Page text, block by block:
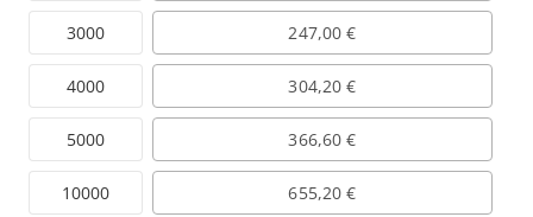
3000
4000
5000
10000
247,00 €
304,20 €
366,60 €
655,20 €